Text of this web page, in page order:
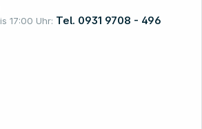
17:00 Uhr: Tel. 0931 9708 - 496